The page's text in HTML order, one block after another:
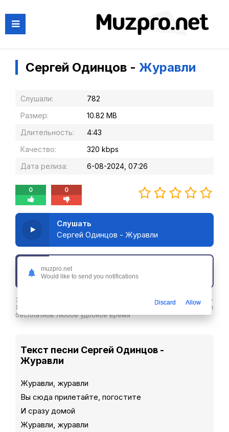
Сергей Одинцов - Журавли
Слушали:
782
Размер:
10.82 MB
Длительность:
4:43
Качество:
320 kbps
Дата релиза:
6-08-2024, 07:26
0 0
Слушать
Сергей Одинцов - Журавли
Скачать трек
Здесь вы можете скачать песню Сергей Одинцов -
Журавли в хорошем качестве или слушайте ее
бесплатнов любое удобное время
Текст песни Сергей Одинцов -
Журавли
Журавли, журавли
Вы сюда прилетайте, погостите
И сразу домой
Журавли, журавли
muzpro.net
Would like to send you notifications
Discard Allow